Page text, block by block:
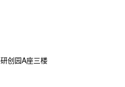
创园A座三楼